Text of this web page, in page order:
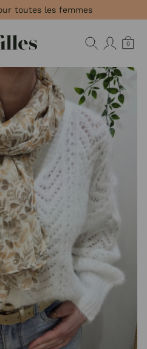
toutes les femmes
0